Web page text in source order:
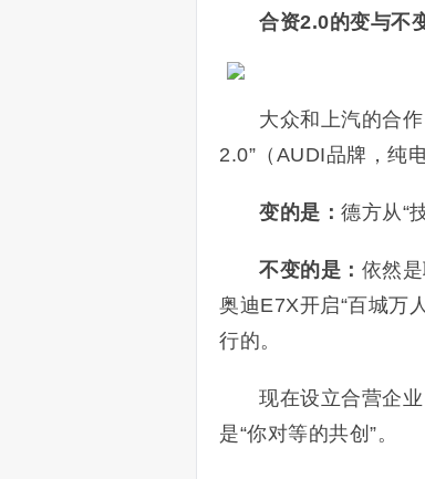
合资2.0的变与不
大众和上汽的合
2.0”（AUDI品牌，纯
变的是： 德方从“
不变的是： 依然
奥迪E7X开启“百城万
行的。
现在设立合营企
是“你对等的共创”。